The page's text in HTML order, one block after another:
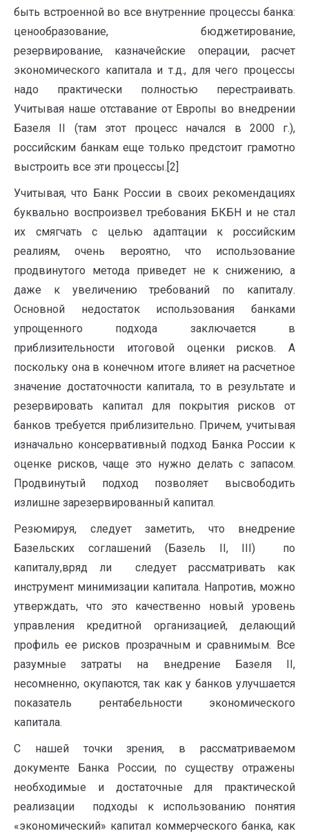
быть встроенной во все внутренние процессы банка:
ценообразование, бюджетирование,
резервирование, казначейские операции, расчет
экономического капитала и т.д., для чего процессы
надо практически полностью перестраивать.
Учитывая наше отставание от Европы во внедрении
Базеля II (там этот процесс начался в 2000 г.),
российским банкам еще только предстоит грамотно
выстроить все эти процессы.[2]
Учитывая, что Банк России в своих рекомендациях
буквально воспроизвел требования БКБН и не стал
их смягчать с целью адаптации к российским
реалиям, очень вероятно, что использование
продвинутого метода приведет не к снижению, а
даже к увеличению требований по капиталу.
Основной недостаток использования банками
упрощенного подхода заключается в
приблизительности итоговой оценки рисков. А
поскольку она в конечном итоге влияет на расчетное
значение достаточности капитала, то в результате и
резервировать капитал для покрытия рисков от
банков требуется приблизительно. Причем, учитывая
изначально консервативный подход Банка России к
оценке рисков, чаще это нужно делать с запасом.
Продвинутый подход позволяет высвободить
излишне зарезервированный капитал.
Резюмируя, следует заметить, что внедрение
Базельских соглаше­ний (Базель II, III) по
капиталу,вряд ли следует рассматривать как
инструмент минимизации капитала. Напротив, можно
утверждать, что это качественно новый уровень
управления кредитной организацией, делающий
профиль ее рисков прозрачным и сравнимым. Все
разумные затраты на внедрение Базеля II,
несомненно, окупаются, так как у банков улучшается
показатель рентабельности экономического
капитала.
С нашей точки зрения, в рассматриваемом
документе Банка России, по существу отражены
необходимые и достаточные для практической
реализации подходы к использованию понятия
«экономический» капитал коммерческого банка, как